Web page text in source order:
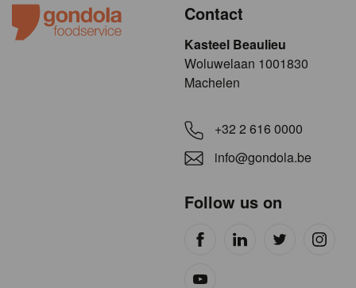
Contact
Kasteel Beaulieu
​​​Woluwelaan 1001830
Machelen
+32 2 616 0000
info@gondola.be
Follow us on